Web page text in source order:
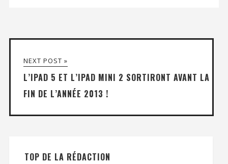
NEXT POST »
L’IPAD 5 ET L’IPAD MINI 2 SORTIRONT AVANT LA
FIN DE L’ANNÉE 2013 !
TOP DE LA RÉDACTION